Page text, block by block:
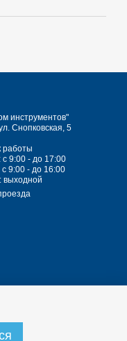
инструментов"
Снопковская, 5
работы
с 9:00 - до 17:00
9:00 - до 16:00
выходной